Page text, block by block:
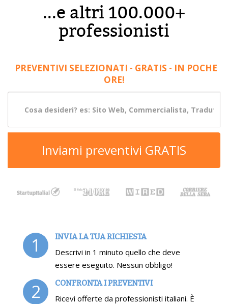
...e altri 100.000+
professionisti
PREVENTIVI SELEZIONATI - GRATIS - IN POCHE
ORE!
Inviami preventivi GRATIS
1 INVIA LA TUA RICHIESTA
Descrivi in 1 minuto quello che deve
essere eseguito. Nessun obbligo!
2 CONFRONTA I PREVENTIVI
Ricevi offerte da professionisti italiani. È